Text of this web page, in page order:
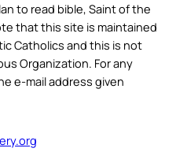
to read bible, Saint of the
that this site is maintained
Catholics and this is not
Organization. For any
e-mail address given